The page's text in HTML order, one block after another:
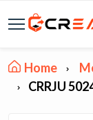
Home
CRRJU